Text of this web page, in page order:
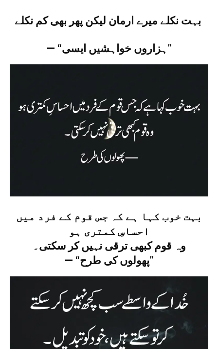
— “ہزاروں خواہشیں ایسی”
بہت خوب کہا ہے کہ جس قوم کے فرد میں
احساسِ کمتری ہو
وہ قوم کبھی ترقی نہیں کر سکتی۔
— “پھولوں کی طرح”